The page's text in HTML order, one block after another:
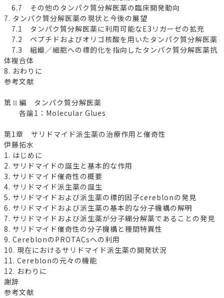
6.7 その他のタンパク質分解医薬の臨床開発動向
7. タンパク質分解医薬の現状と今後の展望
7.1 タンパク質分解医薬に利用可能なE3リガーゼの拡充
7.2 ペプチドおよびオリゴ核酸を用いたタンパク質分解医薬
7.3 組織／細胞への標的化を指向したタンパク質分解医薬抗
体複合体
8. おわりに
参考文献
第Ⅱ編 タンパク質分解医薬
各論1：Molecular Glues
第1章 サリドマイド派生薬の治療作用と催奇性
伊藤拓水
1. はじめに
2. サリドマイドの誕生と基本的な作用
3. サリドマイド催奇性の概要
4. サリドマイド派生薬の誕生
5. サリドマイドおよび派生薬の標的因子cereblonの発見
6. サリドマイドおよび派生薬の基本的な分子機構の解明
7. サリドマイドおよび派生薬が分子糊分解薬であることの発見
8. サリドマイド催奇性の分子機構と種間特異性
9. CereblonのPROTACsへの利用
10. 現在におけるサリドマイド派生薬の開発状況
11. Cereblonの元々の機能
12. おわりに
謝辞
参考文献